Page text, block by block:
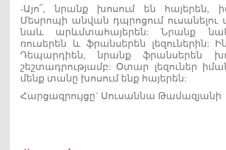
-Այո՜, նրանք խոսում են հայերեն,
Մեսրոպի անվան դպրոցում ուսանելու
նաև արևմտահայերեն: Նրանք
ռուսերեն և ֆրանսերեն լեզուներին:
Դեպարդիեն, նրանք ֆրանսերեն
շեշտադրությամբ: Օտար լեզուներ
մենք տանը խոսում ենք հայերեն:
Հարցազրույցը` Սուսաննա Թամազյանի